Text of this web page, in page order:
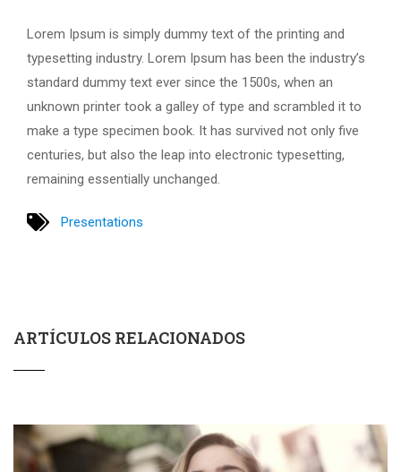
Lorem Ipsum is simply dummy text of the printing and
typesetting industry. Lorem Ipsum has been the industry’s
standard dummy text ever since the 1500s, when an
unknown printer took a galley of type and scrambled it to
make a type specimen book. It has survived not only five
centuries, but also the leap into electronic typesetting,
remaining essentially unchanged.
Presentations
ARTÍCULOS RELACIONADOS